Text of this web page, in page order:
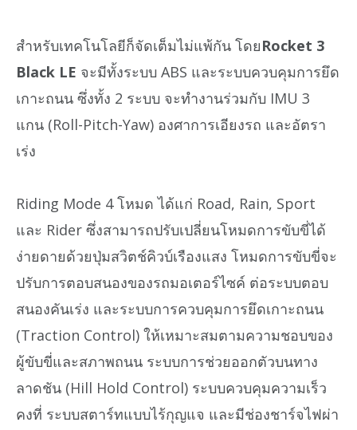
สำหรับเทคโนโลยีก็จัดเต็มไม่แพ้กัน โดยRocket 3
Black LE จะมีทั้งระบบ ABS และระบบควบคุมการยึด
เกาะถนน ซึ่งทั้ง 2 ระบบ จะทำงานร่วมกับ IMU 3
แกน (Roll-Pitch-Yaw) องศาการเอียงรถ และอัตรา
เร่ง
Riding Mode 4 โหมด ได้แก่ Road, Rain, Sport
และ Rider ซึ่งสามารถปรับเปลี่ยนโหมดการขับขี่ได้
ง่ายดายด้วยปุ่มสวิตช์คิวบ์เรืองแสง โหมดการขับขี่จะ
ปรับการตอบสนองของรถมอเตอร์ไซค์ ต่อระบบตอบ
สนองคันเร่ง และระบบการควบคุมการยึดเกาะถนน
(Traction Control) ให้เหมาะสมตามความชอบของ
ผู้ขับขี่และสภาพถนน ระบบการช่วยออกตัวบนทาง
ลาดชัน (Hill Hold Control) ระบบควบคุมความเร็ว
คงที่ ระบบสตาร์ทแบบไร้กุญแจ และมีช่องชาร์จไฟผ่า